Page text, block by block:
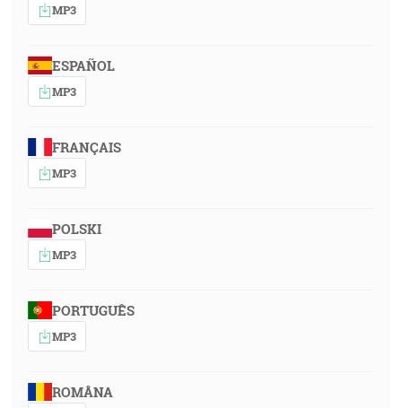
MP3
ESPAÑOL
MP3
FRANÇAIS
MP3
POLSKI
MP3
PORTUGUÊS
MP3
ROMÂNA